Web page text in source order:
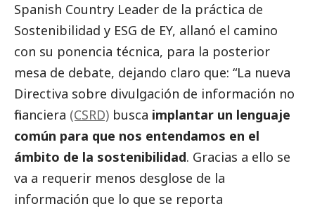
Spanish Country Leader de la práctica de
Sostenibilidad y ESG de EY, allanó el camino
con su ponencia técnica, para la posterior
mesa de debate, dejando claro que: “La nueva
Directiva sobre divulgación de información no
financiera (CSRD) busca implantar un lenguaje
común para que nos entendamos en el
ámbito de la sostenibilidad. Gracias a ello se
va a requerir menos desglose de la
información que lo que se reporta